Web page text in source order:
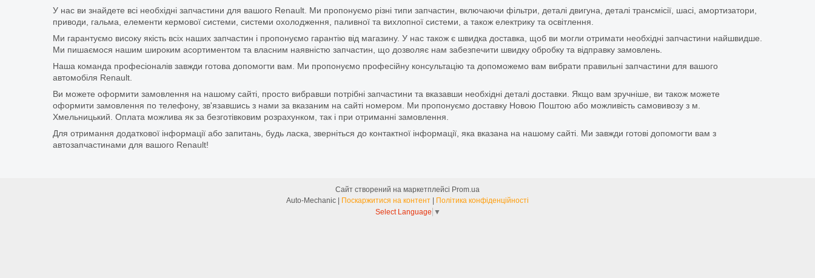
У нас ви знайдете всі необхідні запчастини для вашого Renault. Ми пропонуємо різні типи запчастин, включаючи фільтри, деталі двигуна, деталі трансмісії, шасі, амортизатори,
приводи, гальма, елементи кермової системи, системи охолодження, паливної та вихлопної системи, а також електрику та освітлення.
Ми гарантуємо високу якість всіх наших запчастин і пропонуємо гарантію від магазину. У нас також є швидка доставка, щоб ви могли отримати необхідні запчастини найшвидше.
Ми пишаємося нашим широким асортиментом та власним наявністю запчастин, що дозволяє нам забезпечити швидку обробку та відправку замовлень.
Наша команда професіоналів завжди готова допомогти вам. Ми пропонуємо професійну консультацію та допоможемо вам вибрати правильні запчастини для вашого
автомобіля Renault.
Ви можете оформити замовлення на нашому сайті, просто вибравши потрібні запчастини та вказавши необхідні деталі доставки. Якщо вам зручніше, ви також можете
оформити замовлення по телефону, зв'язавшись з нами за вказаним на сайті номером. Ми пропонуємо доставку Новою Поштою або можливість самовивозу з м.
Хмельницький. Оплата можлива як за безготівковим розрахунком, так і при отриманні замовлення.
Для отримання додаткової інформації або запитань, будь ласка, зверніться до контактної інформації, яка вказана на нашому сайті. Ми завжди готові допомогти вам з
автозапчастинами для вашого Renault!
Сайт створений на маркетплейсі Prom.ua
Поскаржитися на контент
Політика конфіденційності
Select Language ▼